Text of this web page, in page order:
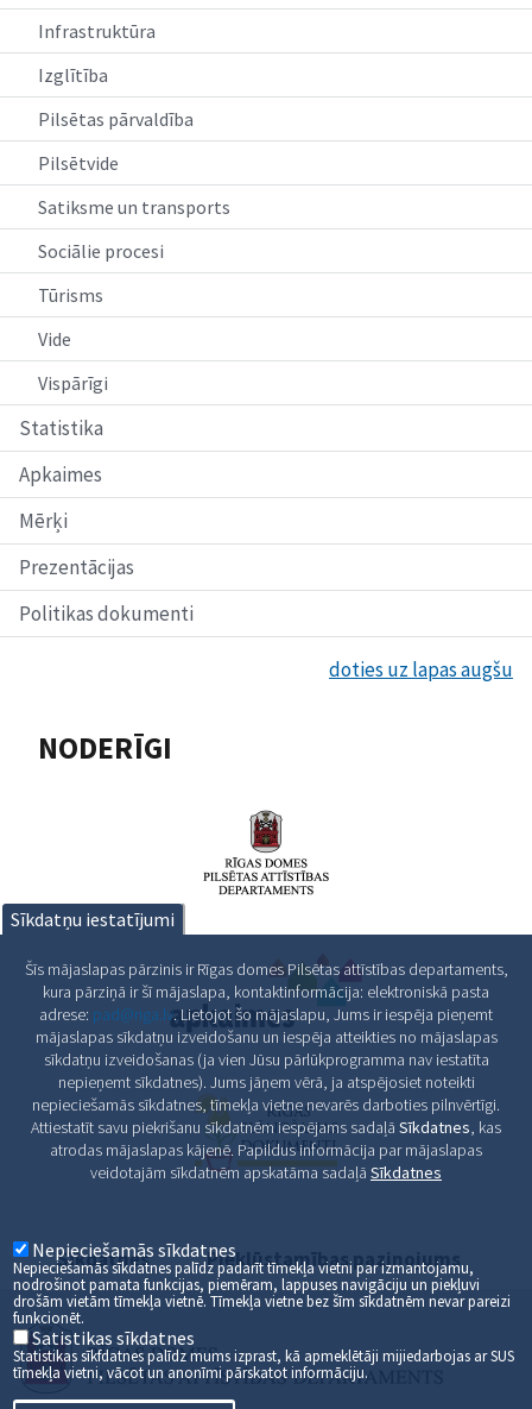
Infrastruktūra
Izglītība
Pilsētas pārvaldība
Pilsētvide
Satiksme un transports
Sociālie procesi
Tūrisms
Vide
Vispārīgi
Statistika
Apkaimes
Mērķi
Prezentācijas
Politikas dokumenti
doties uz lapas augšu
NODERĪGI
Sīkdatnes Piekļūstamības paziņojums
Sīkdatņu iestatījumi
Šīs mājaslapas pārzinis ir Rīgas domes Pilsētas attīstības departaments,
kura pārziņā ir šī mājaslapa, kontaktinformācija: elektroniskā pasta
adrese: pad@riga.lv. Lietojot šo mājaslapu, Jums ir iespēja pieņemt
mājaslapas sīkdatņu izveidošanu un iespēja atteikties no mājaslapas
sīkdatņu izveidošanas (ja vien Jūsu pārlūkprogramma nav iestatīta
nepieņemt sīkdatnes). Jums jāņem vērā, ja atspējosiet noteikti
nepieciešamās sīkdatnes, tīmekļa vietne nevarēs darboties pilnvērtīgi.
Attiestatīt savu piekrišanu sīkdatnēm iespējams sadaļā Sīkdatnes, kas
atrodas mājaslapas kājenē. Papildus informācija par mājaslapas
veidotajām sīkdatnēm apskatāma sadaļā Sīkdatnes
Nepieciešamās sīkdatnes
Nepieciešamās sīkdatnes palīdz padarīt tīmekļa vietni par izmantojamu,
nodrošinot pamata funkcijas, piemēram, lappuses navigāciju un piekļuvi
drošām vietām tīmekļa vietnē. Tīmekļa vietne bez šīm sīkdatnēm nevar pareizi
funkcionēt.
Satistikas sīkdatnes
Statistikas sīkfdatnes palīdz mums izprast, kā apmeklētāji mijiedarbojas ar SUS
tīmekļa vietni, vācot un anonīmi pārskatot informāciju.